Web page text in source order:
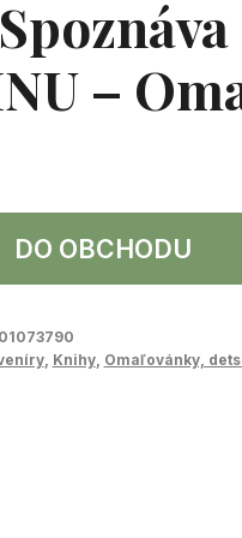
–
DO OBCHODU
, Knihy, Omaľovánky,